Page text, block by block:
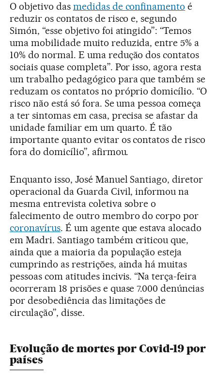
O objetivo das medidas de confinamento é
reduzir os contatos de risco e, segundo
Simón, “esse objetivo foi atingido”: “Temos
uma mobilidade muito reduzida, entre 5% a
10% do normal. E uma redução dos contatos
sociais quase completa”. Por isso, agora resta
um trabalho pedagógico para que também se
reduzam os contatos no próprio domicílio. “O
risco não está só fora. Se uma pessoa começa
a ter sintomas em casa, precisa se afastar da
unidade familiar em um quarto. É tão
importante quanto evitar os contatos de risco
fora do domicílio”, afirmou.
Enquanto isso, José Manuel Santiago, diretor
operacional da Guarda Civil, informou na
mesma entrevista coletiva sobre o
falecimento de outro membro do corpo por
coronavírus. É um agente que estava alocado
em Madri. Santiago também criticou que,
ainda que a maioria da população esteja
cumprindo as restrições, ainda há muitas
pessoas com atitudes incivis. “Na terça-feira
ocorreram 18 prisões e quase 7.000 denúncias
por desobediência das limitações de
circulação”, disse.
Evolução de mortes por Covid-19 por
países